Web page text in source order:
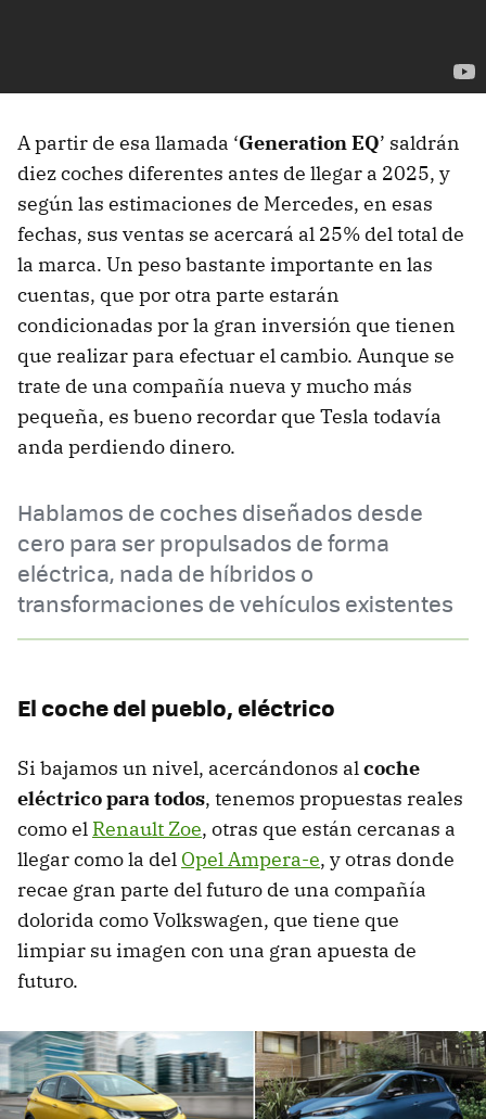
A partir de esa llamada ‘Generation EQ’ saldrán
diez coches diferentes antes de llegar a 2025, y
según las estimaciones de Mercedes, en esas
fechas, sus ventas se acercará al 25% del total de
la marca. Un peso bastante importante en las
cuentas, que por otra parte estarán
condicionadas por la gran inversión que tienen
que realizar para efectuar el cambio. Aunque se
trate de una compañía nueva y mucho más
pequeña, es bueno recordar que Tesla todavía
anda perdiendo dinero.
Hablamos de coches diseñados desde
cero para ser propulsados de forma
eléctrica, nada de híbridos o
transformaciones de vehículos existentes
El coche del pueblo, eléctrico
Si bajamos un nivel, acercándonos alcoche
eléctrico para todos, tenemos propuestas reales
como el Renault Zoe, otras que están cercanas a
llegar como la del Opel Ampera-e, y otras donde
recae gran parte del futuro de una compañía
dolorida como Volkswagen, que tiene que
limpiar su imagen con una gran apuesta de
futuro.